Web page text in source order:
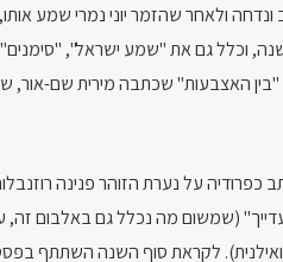
ולאחר שהזמר יוני נמרי שמע
וכלל גם את "שמע ישראל",
"בין האצבעות" שכתבה מירית שם-
כפרודיה על נערת הזוהר פנינה
(שמשום מה נכלל גם באלבום
שלמה ארצי ואילנית). לקראת סוף השנה